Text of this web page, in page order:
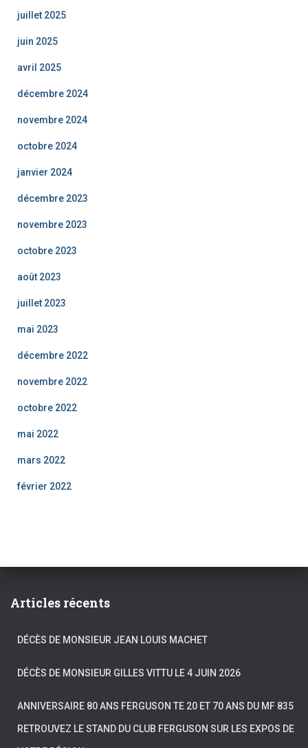
juillet 2025
juin 2025
avril 2025
décembre 2024
novembre 2024
octobre 2024
janvier 2024
décembre 2023
novembre 2023
octobre 2023
août 2023
juillet 2023
mai 2023
décembre 2022
novembre 2022
octobre 2022
mai 2022
mars 2022
février 2022
Articles récents
DÉCÈS DE MONSIEUR JEAN LOUIS MACHET
DÉCÈS DE MONSIEUR GILLES VITTU LE 4 JUIN 2026
ANNIVERSAIRE 80 ANS FERGUSON TE 20 ET 70 ANS DU MF 835
RETROUVEZ LE STAND DU CLUB FERGUSON SUR LES EXPOS DE